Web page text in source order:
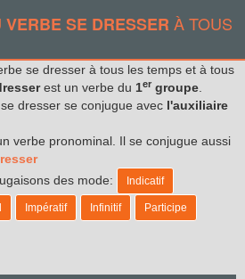
SE DRESSER À TOUS
se dresser à tous les temps et à tous
est un verbe du 1er groupe
dresser se conjugue avec l'auxiliaire
verbe pronominal. Il se conjugue aussi
des mode:
Indicatif
Impératif Infinitif Participe